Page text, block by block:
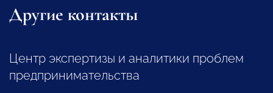
Другие контакты
Центр экспертизы и аналитики проблем
предпринимательства